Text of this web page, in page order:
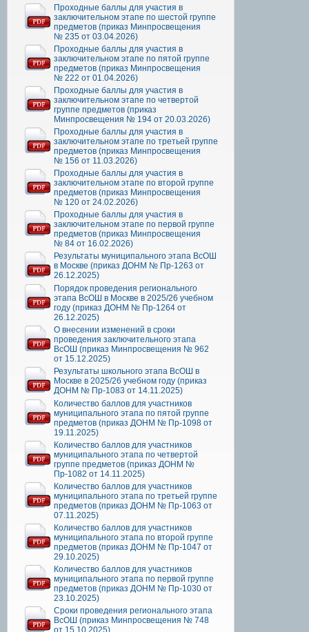
Проходные баллы для участия в
заключительном этапе по шестой группе
предметов (приказ Минпросвещения
№ 235 от 03.04.2026)
Проходные баллы для участия в
заключительном этапе по пятой группе
предметов (приказ Минпросвещения
№ 222 от 01.04.2026)
Проходные баллы для участия в
заключительном этапе по четвертой
группе предметов (приказ
Минпросвещения № 194 от 20.03.2026)
Проходные баллы для участия в
заключительном этапе по третьей группе
предметов (приказ Минпросвещения
№ 156 от 11.03.2026)
Проходные баллы для участия в
заключительном этапе по второй группе
предметов (приказ Минпросвещения
№ 120 от 24.02.2026)
Проходные баллы для участия в
заключительном этапе по первой группе
предметов (приказ Минпросвещения
№ 84 от 16.02.2026)
Результаты муниципального этапа ВсОШ
в Москве (приказ ДОНМ № Пр-1263 от
26.12.2025)
Порядок проведения регионального
этапа ВсОШ в Москве в 2025/26 учебном
году (приказ ДОНМ № Пр-1264 от
26.12.2025)
О внесении изменений в сроки
проведения заключительного этапа
ВсОШ (приказ Минпросвещения № 962
от 15.12.2025)
Результаты школьного этапа ВсОШ в
Москве в 2025/26 учебном году (приказ
ДОНМ № Пр-1083 от 14.11.2025)
Количество баллов для участников
муниципального этапа по пятой группе
предметов (приказ ДОНМ № Пр-1098 от
19.11.2025)
Количество баллов для участников
муниципального этапа по четвертой
группе предметов (приказ ДОНМ №
Пр-1082 от 14.11.2025)
Количество баллов для участников
муниципального этапа по третьей группе
предметов (приказ ДОНМ № Пр-1063 от
07.11.2025)
Количество баллов для участников
муниципального этапа по второй группе
предметов (приказ ДОНМ № Пр-1047 от
29.10.2025)
Количество баллов для участников
муниципального этапа по первой группе
предметов (приказ ДОНМ № Пр-1030 от
23.10.2025)
Сроки проведения регионального этапа
ВсОШ (приказ Минпросвещения № 748
от 15.10.2025)